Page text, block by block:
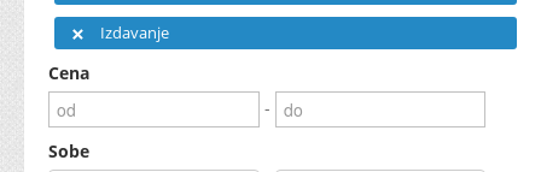
Izdavanje
Cena
-
Sobe